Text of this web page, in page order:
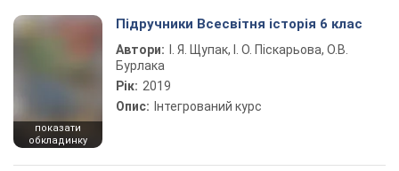
показати
обкладинку
Підручники Всесвітня історія 6 клас
Автори:
І. Я. Щупак, І. О. Піскарьова, О.В.
Бурлака
Рік: 2019
Опис: Інтегрований курс